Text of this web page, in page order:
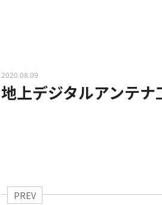
2020.08.09
地上デジタルアンテ
PREV